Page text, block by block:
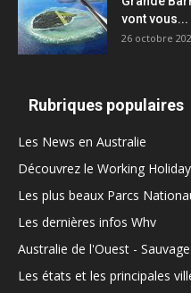
vont vous...
26 octobre
Rubriques populaires
Les News en Australie
Découvrez le Working
Les plus beaux Parcs
Les dernières infos Whv
Australie de l'Ouest -
Les états et les principales